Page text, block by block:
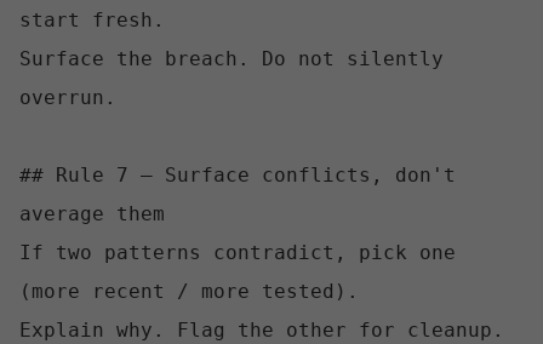
start fresh.
Surface the breach. Do not silently
overrun.
## Rule 7 — Surface conflicts, don't
average them
If two patterns contradict, pick one
(more recent / more tested).
Explain why. Flag the other for cleanup.